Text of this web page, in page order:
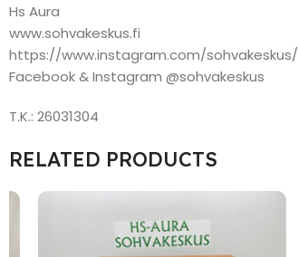
Hs Aura
www.sohvakeskus.fi
https://www.instagram.com/sohvakeskus/
Facebook & Instagram @sohvakeskus
T.K.: 26031304
RELATED PRODUCTS